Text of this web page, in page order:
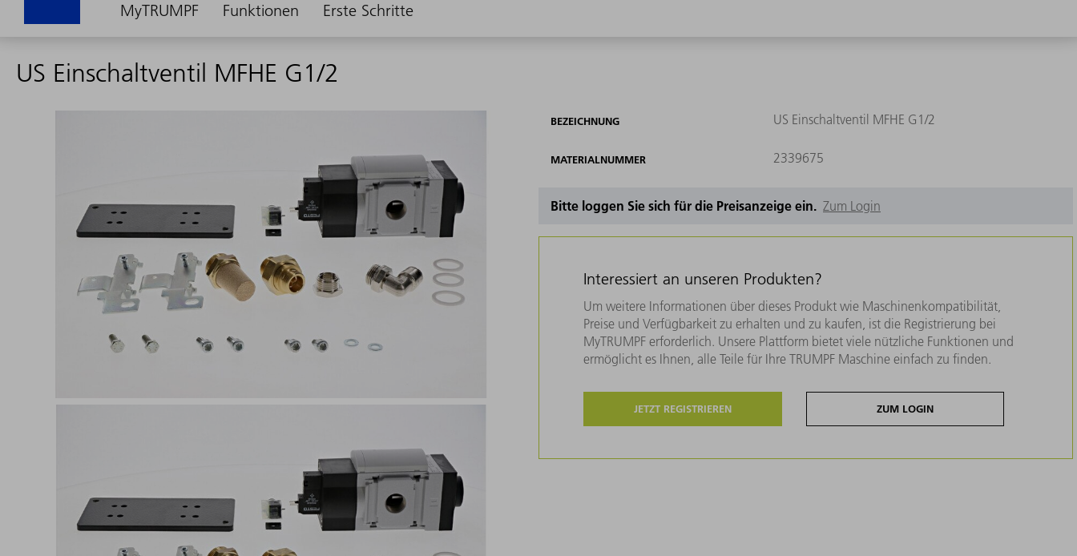
MyTRUMPF Funktionen Erste Schritte
US Einschaltventil MFHE G1/2
BEZEICHNUNG US Einschaltventil MFHE G1/2
MATERIALNUMMER 2339675
Bitte loggen Sie sich für die Preisanzeige ein. Zum Login
Interessiert an unseren Produkten?
Um weitere Informationen über dieses Produkt wie Maschinenkompatibilität,
Preise und Verfügbarkeit zu erhalten und zu kaufen, ist die Registrierung bei
MyTRUMPF erforderlich. Unsere Plattform bietet viele nützliche Funktionen und
ermöglicht es Ihnen, alle Teile für Ihre TRUMPF Maschine einfach zu finden.
JETZT REGISTRIEREN ZUM LOGIN